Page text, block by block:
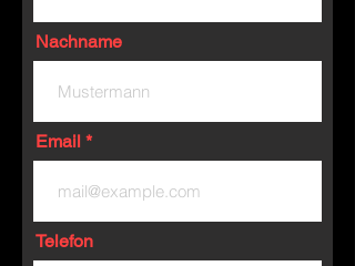
Nachname
Email
Telefon